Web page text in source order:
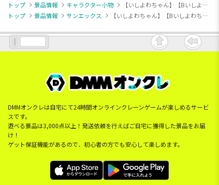
トップ 景品情報 キャラクター小物
【いしよわちゃん】【Bいしよわちゃん(ポシェット)】いしよわちゃん ちびマスコット
トップ
景品情報 サンエックス 【いしよわちゃん】【Bいしよわちゃん(ポシェット)】いしよわちゃん ちびマスコット
DMMオンクレは自宅にて24時間オンラインクレーンゲームが楽しめるサービ
スです。
遊べる景品は3,000点以上！発送依頼を行えばご自宅に獲得した景品をお届
け！
ゲット保証機能があるので、初心者の方でも安心して楽しめます。